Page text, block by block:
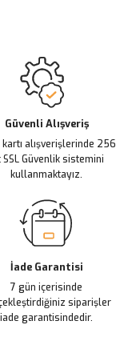
713349200
Güvenli Alışveriş
kartı alışverişlerinde 256
SSL Güvenlik sistemini
kullanmaktayız.
İade Garantisi
7 gün içerisinde
siparişler
iade garantisindedir.